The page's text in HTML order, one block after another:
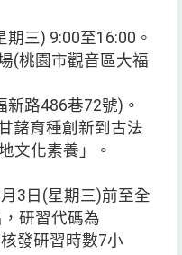
三) 9:00至16:00。
(桃園市觀音區大福
新路486巷72號)。
藷育種創新到古法
文化素養」。
3日(星期三)前至全
研習代碼為
發研習時數7小